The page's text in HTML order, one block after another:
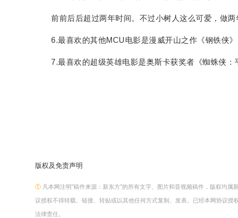
前前后后超过两年时间。不过小树人这么可爱，做两
6.最喜欢的其他MCU电影是漫威开山之作《钢铁侠》
7.最喜欢的超级英雄电影是奥斯卡获奖者《蜘蛛侠：
版权及免责声明
① 凡本网注明"稿件来源：新东方"的所有文字、图片和音视频稿件，版权均
议授权不得转载、链接、转贴或以其他任何方式复制、发表。已经本网协议
法律责任。